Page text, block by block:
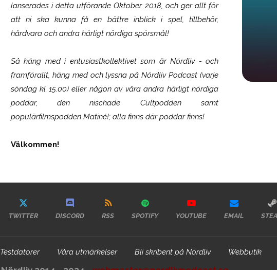
lanserades i detta utförande Oktober 2018, och ger allt för
att ni ska kunna få en bättre inblick i spel, tillbehör,
hårdvara och andra härligt nördiga spörsmål!
Så häng med i entusiastkollektivet som ärNördliv- och
framförallt, häng med och lyssna på Nördliv Podcast (varje
söndag kl 15.00) eller någon av våra andra härligt nördiga
poddar, den nischade Cultpodden samt
populärfilmspodden Matiné!; alla finns där poddar finns!
Välkommen!
TWITTER DISCORD RSS SPOTIFY YOUTUBE EMAIL
Testdatorer Våra utmärkelser Bli skribent på Nördliv Webbutik